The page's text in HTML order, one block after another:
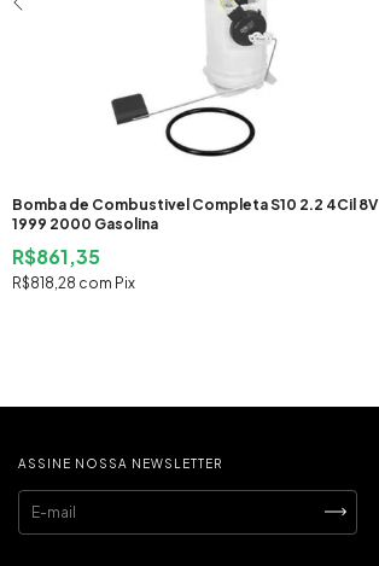
Bomba de Combustivel Completa S10 2.2 4Cil 8V
1999 2000 Gasolina
R$861,35
R$818,28 com Pix
ASSINE NOSSA NEWSLETTER